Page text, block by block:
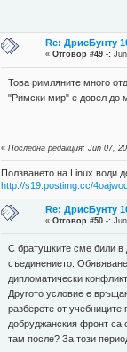
Re: ДрисБунту
«Отговор #49 -:
Това римляните много
"Римски мир" е довел до
«Последна редакция: Jun 07,
Ползването на Linux води
http://s19.postimg.cc/
Re: ДрисБунту
«Отговор #50 -:
С братушките сме били в
съединението.
дипломатически
Другото условие е
разберете от
добруджанския фронт са
там после? За този